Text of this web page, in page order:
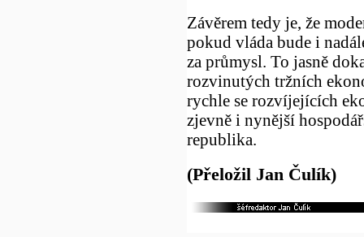
Závěrem tedy je, že
pokud vláda bude i
za průmysl. To jasně
rozvinutých tržních
rychle se rozvíjejících
zjevně i nynější
republika.
(Přeložil Jan Čulík)